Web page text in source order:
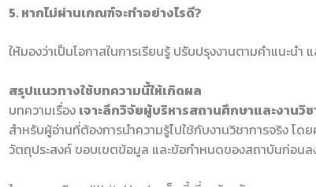
5. หากไม่ผ่านเกณฑ์จะทำอย่างไรดี?
ให้มองว่าเป็นโอกาสในการเรียนรู้ ปรับปรุงงานตามคำแนะนำ
สรุปแนวทางใช้บทความนี้ให้เกิดผล
บทความเรื่อง เจาะลึกวิจัยผู้บริหารสถานศึกษาและงานวิ
สำหรับผู้อ่านที่ต้องการนำความรู้ไปใช้กับงานวิชาการจริง โด
วัตถุประสงค์ ขอบเขตข้อมูล และข้อกำหนดของสถาบันก่อนล